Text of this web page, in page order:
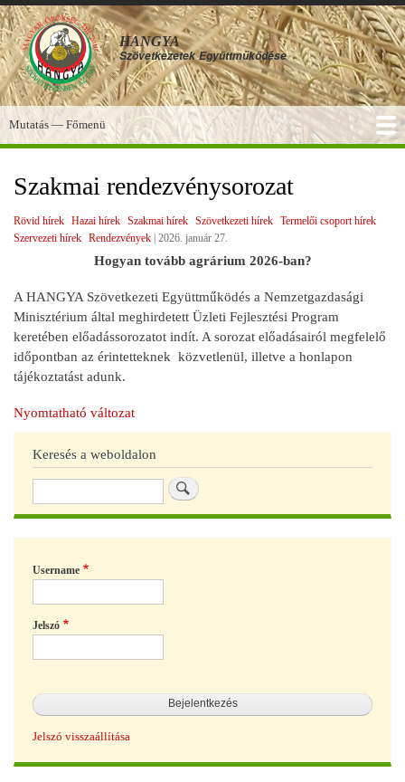
Ugrás
a
tartalomra
HANGYA
Szövetkezetek Együttműködése
Főmenü
Mutatás — Főmenü
Szakmai rendezvénysorozat
Rövid hírek Hazai hírek Szakmai hírek Szövetkezeti hírek Termelői csoport hírek
Szervezeti hírek Rendezvények 2026. január 27.
Hogyan tovább agrárium 2026-ban?
A HANGYA Szövetkezeti Együttműködés a Nemzetgazdasági
Minisztérium által meghirdetett Üzleti Fejlesztési Program
keretében előadássorozatot indít. A sorozat előadásairól megfelelő
időpontban az érintetteknek közvetlenül, illetve a honlapon
tájékoztatást adunk.
Nyomtatható változat
Keresés a weboldalon
Username
Jelszó
Jelszó visszaállítása